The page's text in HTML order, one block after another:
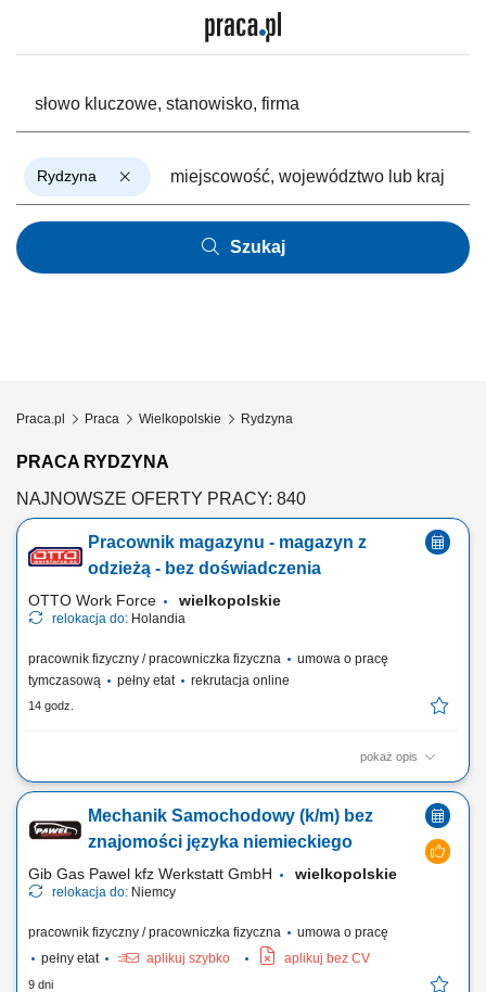
Rydzyna
Szukaj
Praca.pl Praca Wielkopolskie Rydzyna
PRACA RYDZYNA
NAJNOWSZE OFERTY PRACY: 840
Pracownik magazynu - magazyn z
odzieżą - bez doświadczenia
OTTO Work Force wielkopolskie
relokacja do: Holandia
pracownik fizyczny / pracowniczka fizyczna
umowa o pracę
tymczasową
pełny etat rekrutacja online
14 godz.
pokaż opis
Otrzymujesz pełną stawkę godzinową brutto w wysokości 16,36 €. Na tę
kwotę składa się podstawowe wynagrodzenie w wysokości 15,15 € za
godzinę oraz dodatek ADV, dodatek urlopowy i udział w zyskach. W
zależności od Twoich obowiązków możesz też otrzymać dodatkowe
Mechanik Samochodowy (k/m) bez
znajomości języka niemieckiego
Gib Gas Pawel kfz Werkstatt GmbH wielkopolskie
relokacja do: Niemcy
pracownik fizyczny / pracowniczka fizyczna
umowa o pracę
pełny etat
aplikuj szybko aplikuj bez CV
9 dni